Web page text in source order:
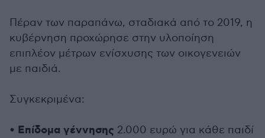
Πέραν των παραπάνω, σταδιακά από το 2019, η
κυβέρνηση προχώρησε στην υλοποίηση
επιπλέον μέτρων ενίσχυσης των οικογενειών
με παιδιά.
Συγκεκριμένα:
• Επίδομα γέννησης 2.000 ευρώ για κάθε παιδί